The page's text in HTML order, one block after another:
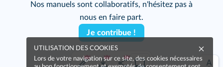
Nos manuels sont collaboratifs, n'hésitez pas à
nous en faire part.
Je contribue !
UTILISATION DES COOKIES
Lors de votre navigation sur ce site, des cookies nécessaires